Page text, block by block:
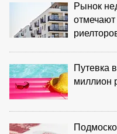
Рынок
Путевка
миллион